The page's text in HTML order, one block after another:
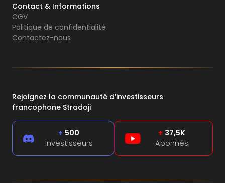
Contact & Informations
CGV
Politique de confidentialité
Contactez-nous
Rejoignez la communauté d’investisseurs
francophone Stradoji
+ 500
Investisseurs
+ 37,5K
Abonnés